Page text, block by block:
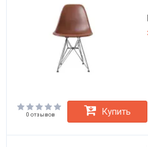
0 отзывов Купить